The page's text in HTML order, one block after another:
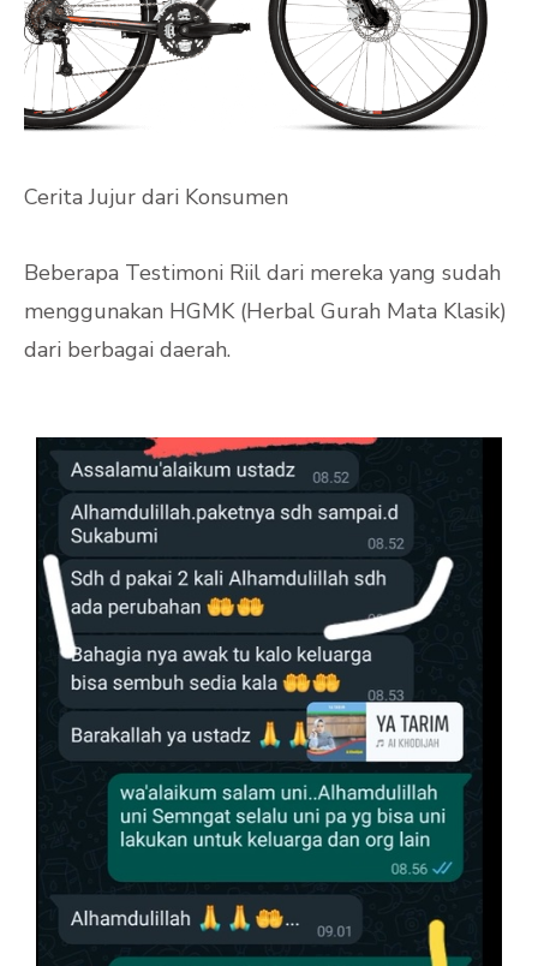
Cerita Jujur dari Konsumen
Beberapa Testimoni Riil dari mereka yang sudah
menggunakan HGMK (Herbal Gurah Mata Klasik)
dari berbagai daerah.